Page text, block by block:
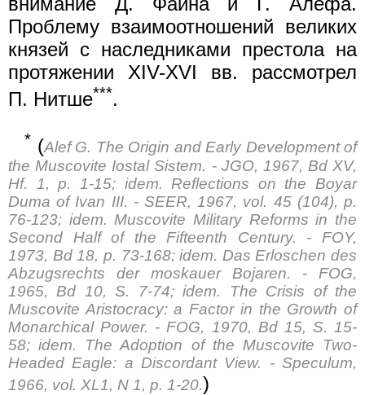
Проблему взаимоотношений великих
князей с наследниками престола на
протяжении XIV-XVI вв. рассмотрел
П. Нитше***.
* (Alef G. The Origin and Early Development of
the Muscovite Iostal Sistem. - JGO, 1967, Bd XV,
Hf. 1, p. 1-15; idem. Reflections on the Boyar
Duma of Ivan III. - SEER, 1967, vol. 45 (104), p.
76-123; idem. Muscovite Military Reforms in the
Second Half of the Fifteenth Century. - FOY,
1973, Bd 18, p. 73-168; idem. Das Erloschen des
Abzugsrechts der moskauer Bojaren. - FOG,
1965, Bd 10, S. 7-74; idem. The Crisis of the
Muscovite Aristocracy: a Factor in the Growth of
Monarchical Power. - FOG, 1970, Bd 15, S. 15-
58; idem. The Adoption of the Muscovite Two-
Headed Eagle: a Discordant View. - Speculum,
1966, vol. XL1, N 1, p. 1-20.)